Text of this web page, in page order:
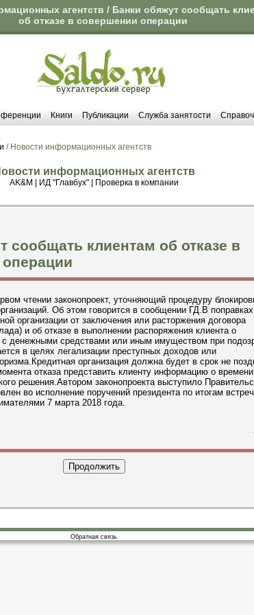
агентств / Банки обяжут сообщать
об отказе в совершении операции
Книги Публикации Служба занятости
/ Новости информационных агентств
информационных агентств
AK&M ИД "Главбух"| Проверка в компании
сообщать клиентам об отказе в
чтении законопроект, уточняющий процедуру
Об этом говорится в сообщении ГД.В
организации от заключения или расторжения договора
и об отказе в выполнении распоряжения клиента о
с денежными средствами или иным имуществом при
в целях легализации преступных доходов или
организация должна будет в срок не
отказа представить клиенту информацию о
решения.Автором законопроекта выступило
во исполнение поручений президента по итогам
7 марта 2018 года.
Обратная связь